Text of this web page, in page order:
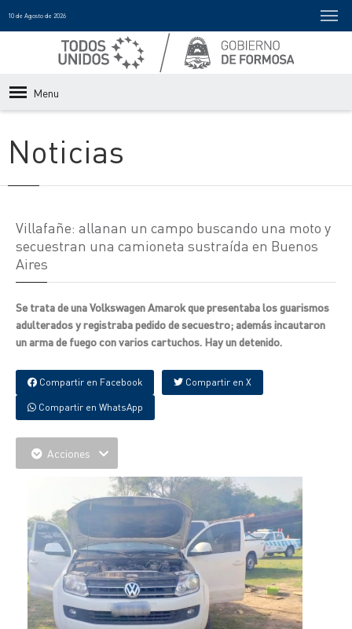
10 de Agosto de 2026
Menu
Noticias
Villafañe: allanan un campo buscando una moto y
secuestran una camioneta sustraída en Buenos
Aires
Se trata de una Volkswagen Amarok que presentaba los guarismos
adulterados y registraba pedido de secuestro; además incautaron
un arma de fuego con varios cartuchos. Hay un detenido.
Compartir en Facebook Compartir en X
Compartir en WhatsApp
Acciones